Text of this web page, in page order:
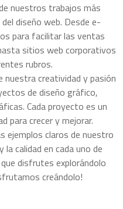
nuestros trabajos más
diseño web. Desde e-
para facilitar las ventas
sitios web corporativos
rubros.
nuestra creatividad y pasión
de diseño gráfico,
Cada proyecto es un
para crecer y mejorar.
ejemplos claros de nuestro
calidad en cada uno de
disfrutes explorándolo
creándolo!